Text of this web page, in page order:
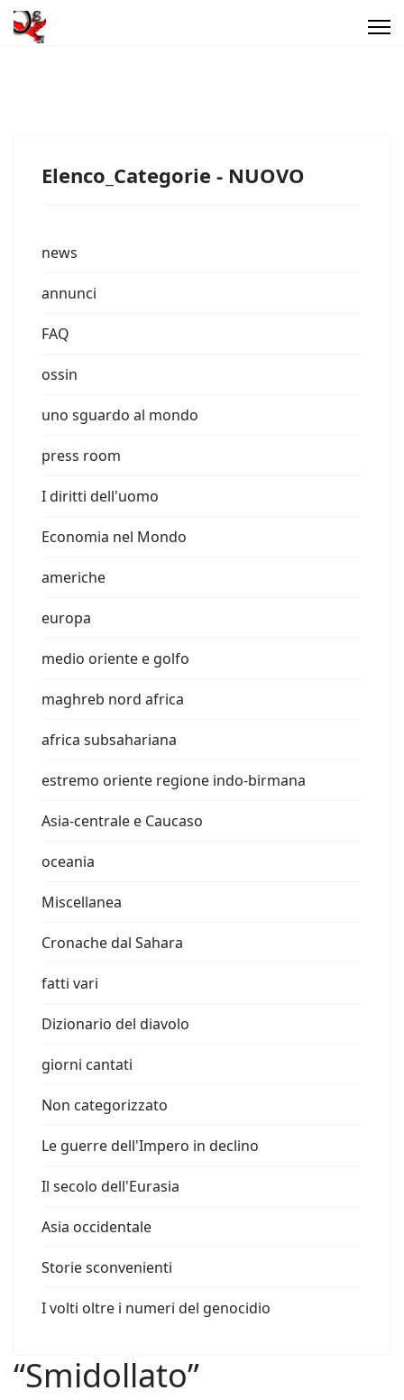
Elenco_Categorie - NUOVO
news
annunci
FAQ
ossin
uno sguardo al mondo
press room
I diritti dell'uomo
Economia nel Mondo
americhe
europa
medio oriente e golfo
maghreb nord africa
africa subsahariana
estremo oriente regione indo-birmana
Asia-centrale e Caucaso
oceania
Miscellanea
Cronache dal Sahara
fatti vari
Dizionario del diavolo
giorni cantati
Non categorizzato
Le guerre dell'Impero in declino
Il secolo dell'Eurasia
Asia occidentale
Storie sconvenienti
I volti oltre i numeri del genocidio
“Smidollato”